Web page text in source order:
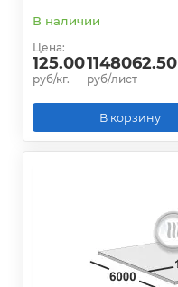
В наличии
Цена:
125.00
руб/кг.
1148062.50
руб/лист
В корзину